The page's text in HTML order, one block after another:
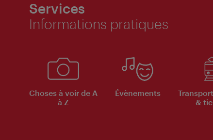
Services
Informations pratiques
Choses à voir de A
à Z
Évènements
&